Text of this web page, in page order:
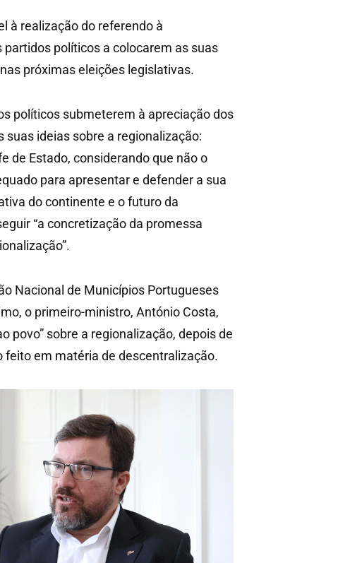
à realização do referendo à
políticos a colocarem as suas
próximas eleições legislativas.
políticos submeterem à apreciação dos
ideias sobre a regionalização:
de Estado, considerando que não o
para apresentar e defender a sua
do continente e o futuro da
“a concretização da promessa
Nacional de Municípios Portugueses
o primeiro-ministro, António Costa,
povo” sobre a regionalização, depois de
feito em matéria de descentralização.